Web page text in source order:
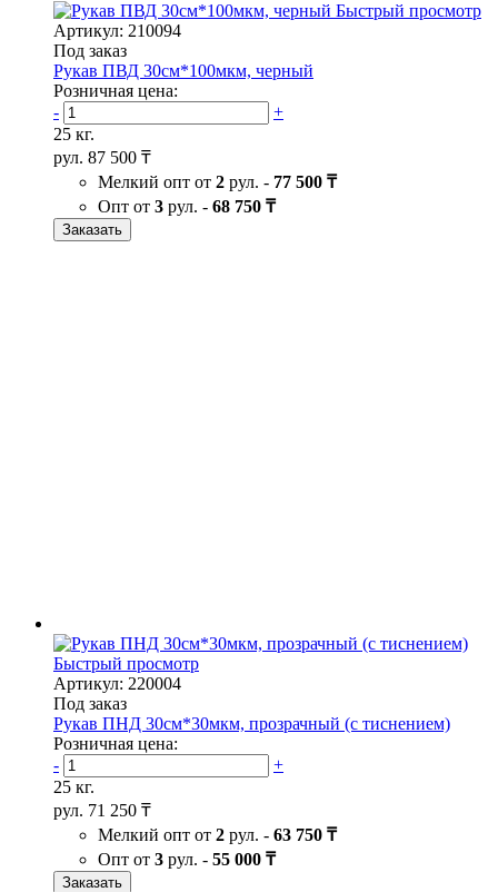
Быстрый просмотр
Артикул: 210094
Под заказ
Рукав ПВД 30см*100мкм, черный
Розничная цена:
-
+
25 кг.
рул. 87 500 ₸
Мелкий опт от 2 рул. - 77 500 ₸
Опт от 3 рул. - 68 750 ₸
Заказать
Быстрый просмотр
Артикул: 220004
Под заказ
Рукав ПНД 30см*30мкм, прозрачный (с тиснением)
Розничная цена:
-
+
25 кг.
рул. 71 250 ₸
Мелкий опт от 2 рул. - 63 750 ₸
Опт от 3 рул. - 55 000 ₸
Заказать